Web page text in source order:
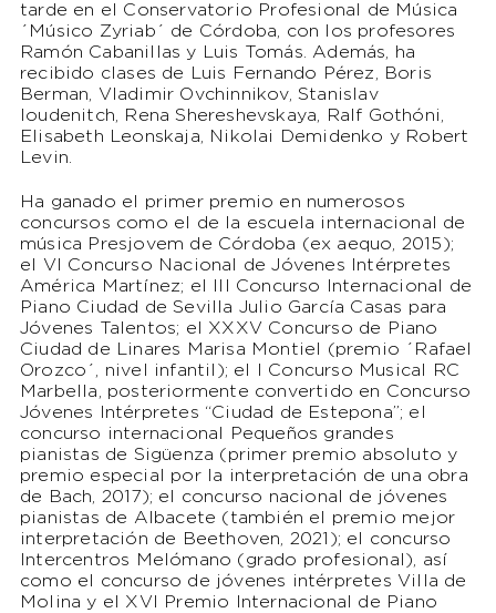
tarde en el Conservatorio Profesional de Música
´Músico Zyriab´ de Córdoba, con los profesores
Ramón Cabanillas y Luis Tomás. Además, ha
recibido clases de Luis Fernando Pérez, Boris
Berman, Vladimir Ovchinnikov, Stanislav
Ioudenitch, Rena Shereshevskaya, Ralf Gothóni,
Elisabeth Leonskaja, Nikolai Demidenko y Robert
Levin.
Ha ganado el primer premio en numerosos
concursos como el de la escuela internacional de
música Presjovem de Córdoba (ex aequo, 2015);
el VI Concurso Nacional de Jóvenes Intérpretes
América Martínez; el III Concurso Internacional de
Piano Ciudad de Sevilla Julio García Casas para
Jóvenes Talentos; el XXXV Concurso de Piano
Ciudad de Linares Marisa Montiel (premio ´Rafael
Orozco´, nivel infantil); el I Concurso Musical RC
Marbella, posteriormente convertido en Concurso
Jóvenes Intérpretes “Ciudad de Estepona”; el
concurso internacional Pequeños grandes
pianistas de Sigüenza (primer premio absoluto y
premio especial por la interpretación de una obra
de Bach, 2017); el concurso nacional de jóvenes
pianistas de Albacete (también el premio mejor
interpretación de Beethoven, 2021); el concurso
Intercentros Melómano (grado profesional), así
como el concurso de jóvenes intérpretes Villa de
Molina y el XVI Premio Internacional de Piano